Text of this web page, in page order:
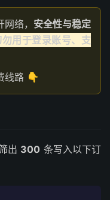
络， 安全性与稳定
勿用于登录账号、支
线路 👇
出 300 条写入以下订